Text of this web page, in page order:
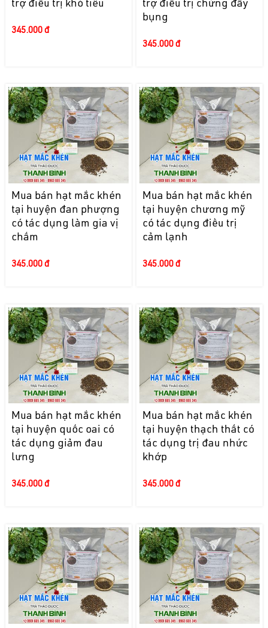
trợ điều trị khó tiêu
345.000 đ
trợ điều trị chứng đầy
bụng
345.000 đ
Mua bán hạt mắc khén
tại huyện đan phượng
có tác dụng làm gia vị
chấm
345.000 đ
Mua bán hạt mắc khén
tại huyện chương mỹ
có tác dụng điều trị
cảm lạnh
345.000 đ
Mua bán hạt mắc khén
tại huyện quốc oai có
tác dụng giảm đau
lưng
345.000 đ
Mua bán hạt mắc khén
tại huyện thạch thất có
tác dụng trị đau nhức
khớp
345.000 đ